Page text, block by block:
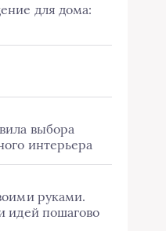
для дома:
выбора
интерьера
руками.
идей пошагово